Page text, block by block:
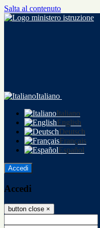
Salta al contenuto
Italiano
Italiano
English
Deutsch
Français
Español
Accedi
Accedi
button close ×